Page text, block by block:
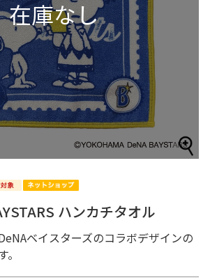
ハンカチタオル
ベイスターズのコラボデザインの